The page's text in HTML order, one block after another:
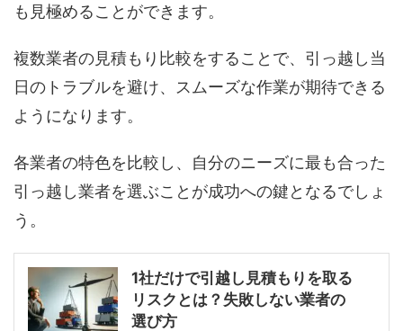
も見極めることができます。
複数業者の見積もり比較をすることで、引っ越し当
日のトラブルを避け、スムーズな作業が期待できる
ようになります。
各業者の特色を比較し、自分のニーズに最も合った
引っ越し業者を選ぶことが成功への鍵となるでしょ
う。
1社だけで引越し見積もりを取る
リスクとは？失敗しない業者の
選び方